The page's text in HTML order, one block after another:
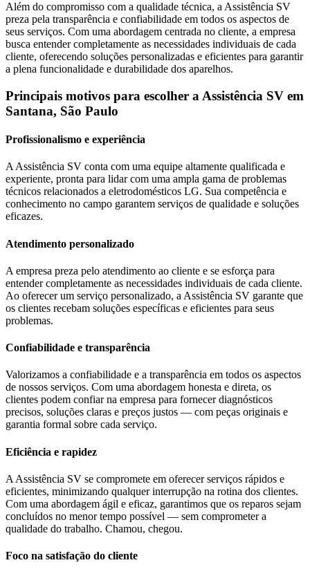
Além do compromisso com a qualidade técnica, a Assistência SV
preza pela transparência e confiabilidade em todos os aspectos de
seus serviços. Com uma abordagem centrada no cliente, a empresa
busca entender completamente as necessidades individuais de cada
cliente, oferecendo soluções personalizadas e eficientes para garantir
a plena funcionalidade e durabilidade dos aparelhos.
Principais motivos para escolher a Assistência SV em
Santana, São Paulo
Profissionalismo e experiência
A Assistência SV conta com uma equipe altamente qualificada e
experiente, pronta para lidar com uma ampla gama de problemas
técnicos relacionados a eletrodomésticos LG. Sua competência e
conhecimento no campo garantem serviços de qualidade e soluções
eficazes.
Atendimento personalizado
A empresa preza pelo atendimento ao cliente e se esforça para
entender completamente as necessidades individuais de cada cliente.
Ao oferecer um serviço personalizado, a Assistência SV garante que
os clientes recebam soluções específicas e eficientes para seus
problemas.
Confiabilidade e transparência
Valorizamos a confiabilidade e a transparência em todos os aspectos
de nossos serviços. Com uma abordagem honesta e direta, os
clientes podem confiar na empresa para fornecer diagnósticos
precisos, soluções claras e preços justos — com peças originais e
garantia formal sobre cada serviço.
Eficiência e rapidez
A Assistência SV se compromete em oferecer serviços rápidos e
eficientes, minimizando qualquer interrupção na rotina dos clientes.
Com uma abordagem ágil e eficaz, garantimos que os reparos sejam
concluídos no menor tempo possível — sem comprometer a
qualidade do trabalho. Chamou, chegou.
Foco na satisfação do cliente